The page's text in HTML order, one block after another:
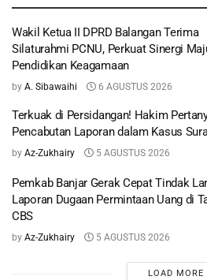
Wakil Ketua II DPRD Balangan Terima
Silaturahmi PCNU, Perkuat Sinergi
Pendidikan Keagamaan
by A. Sibawaihi 6 AGUSTUS 2026
Terkuak di Persidangan! Hakim
Pencabutan Laporan dalam Kasus
by Az-Zukhairy 5 AGUSTUS 2026
Pemkab Banjar Gerak Cepat Tindak
Laporan Dugaan Permintaan Uang di
CBS
by Az-Zukhairy 5 AGUSTUS 2026
LOAD MORE